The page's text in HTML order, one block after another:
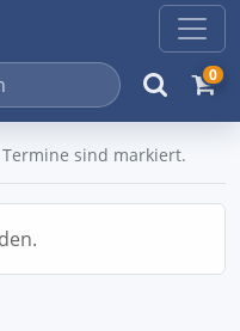
0
sind markiert.